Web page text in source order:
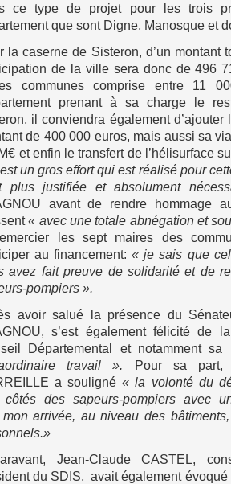
ce type de projet pour les trois
que sont Digne, Manosque et
la caserne de Sisteron, d’un montant
de la ville sera donc de 496
communes comprise entre 11
prenant à sa charge le
il conviendra également d’ajouter
de 400 000 euros, mais aussi sa
et enfin le transfert de l’hélisurface
un gros effort qui est réalisé pour
plus justifiée et absolument
avant de rendre hommage
« avec une totale abnégation et
les sept maires des
au financement:« je sais que
avez fait preuve de solidarité et de
pompiers ».
avoir salué la présence du
s’est également félicité de
Départemental et notamment
travail ».
Pour sa
a souligné « la volonté du
côtés des sapeurs-pompiers avec
arrivée, au niveau des
Jean-Claude CASTEL,
du SDIS, avait également évoqué